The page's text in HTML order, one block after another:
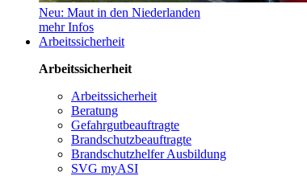
Neu: Maut in den Niederlanden
mehr Infos
Arbeitssicherheit
Arbeitssicherheit
Arbeitssicherheit
Beratung
Gefahrgutbeauftragte
Brandschutzbeauftragte
Brandschutzhelfer Ausbildung
SVG myASI